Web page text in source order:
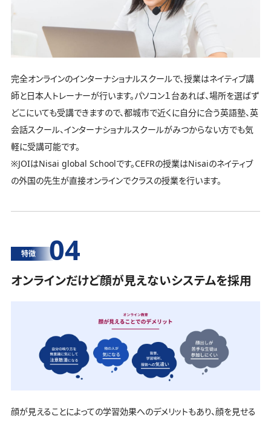
完全オンラインのインターナショナルスクールで、授業はネイティブ講
師と日本人トレーナーが行います。パソコン１台あれば、場所を選ばず
どこにいても受講できますので、都城市で近くに自分に合う英語塾、英
会話スクール、インターナショナルスクールがみつからない方でも気
軽に受講可能です。
※JOIはNisai global Schoolです。CEFRの授業はNisaiのネイティブ
の外国の先生が直接オンラインでクラスの授業を行います。
特徴 04
オンラインだけど顔が見えないシステムを採用
顔が見えることによっての学習効果へのデメリットもあり、顔を見せる